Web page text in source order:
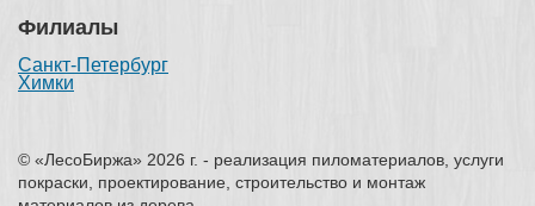
Филиалы
Санкт-Петербург
Химки
© «ЛесоБиржа» 2026 г. - реализация пиломатериалов, услуги
покраски, проектирование, строительство и монтаж